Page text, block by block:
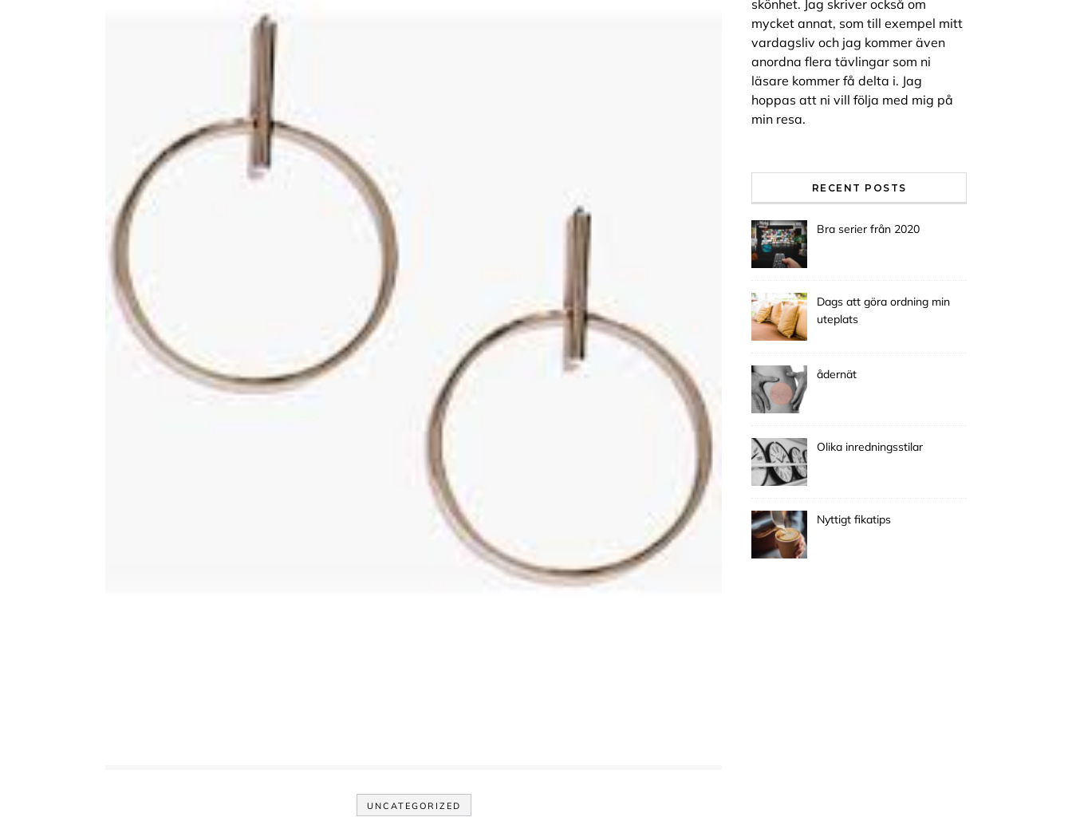
UNCATEGORIZED
skönhet. Jag skriver också om
mycket annat, som till exempel mitt
vardagsliv och jag kommer även
anordna flera tävlingar som ni
läsare kommer få delta i. Jag
hoppas att ni vill följa med mig på
min resa.
RECENT POSTS
Bra serier från 2020
Dags att göra ordning min
uteplats
ådernät
Olika inredningsstilar
Nyttigt fikatips